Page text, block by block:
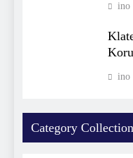
ino
ino
Category Collection